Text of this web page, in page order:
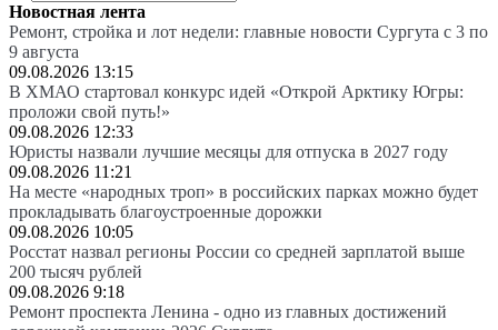
Новостная лента
Ремонт, стройка и лот недели: главные новости Сургута с 3 по
9 августа
09.08.2026 13:15
В ХМАО стартовал конкурс идей «Открой Арктику Югры:
проложи свой путь!»
09.08.2026 12:33
Юристы назвали лучшие месяцы для отпуска в 2027 году
09.08.2026 11:21
На месте «народных троп» в российских парках можно будет
прокладывать благоустроенные дорожки
09.08.2026 10:05
Росстат назвал регионы России со средней зарплатой выше
200 тысяч рублей
09.08.2026 9:18
Ремонт проспекта Ленина - одно из главных достижений